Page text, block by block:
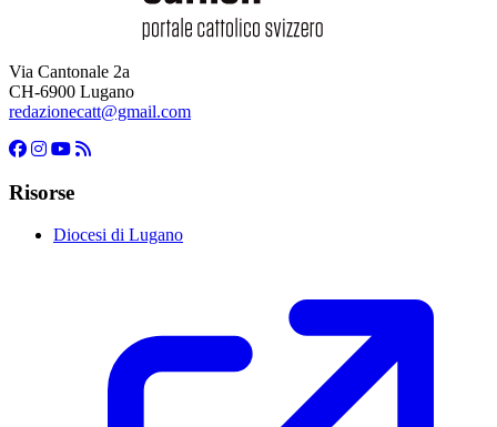
Via Cantonale 2a
CH-6900 Lugano
redazionecatt@gmail.com
Risorse
Diocesi di Lugano